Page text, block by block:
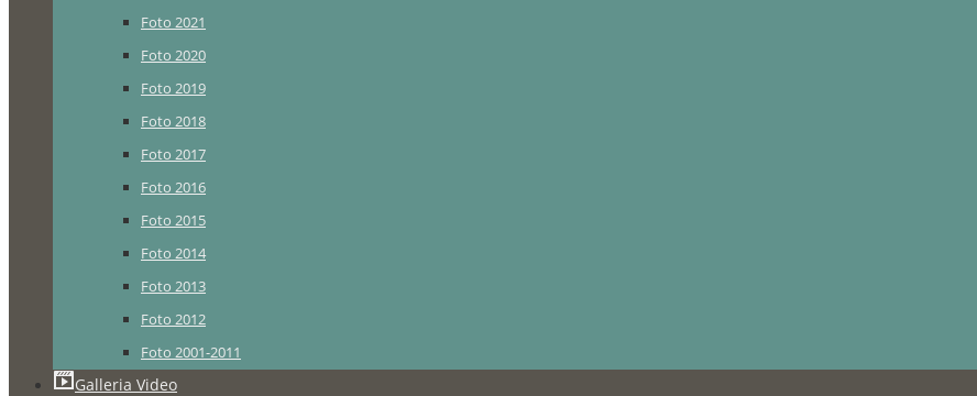
Foto 2021
Foto 2020
Foto 2019
Foto 2018
Foto 2017
Foto 2016
Foto 2015
Foto 2014
Foto 2013
Foto 2012
Foto 2001-2011
Galleria Video